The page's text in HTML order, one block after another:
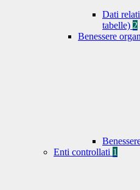
Dati
tabelle) 2
Benessere
Enti controllati 1